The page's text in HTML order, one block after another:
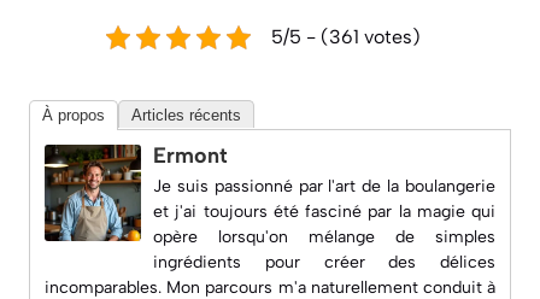
5/5 - (361 votes)
À propos Articles récents
Ermont
Je suis passionné par l'art de la boulangerie
et j'ai toujours été fasciné par la magie qui
opère lorsqu'on mélange de simples
ingrédients pour créer des délices
incomparables. Mon parcours m'a naturellement conduit à